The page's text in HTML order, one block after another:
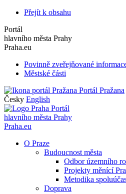
Přejít k obsahu
Portál
hlavního města Prahy
Praha.eu
Povinně zveřejňované
Městské části
Portál Pražana
Česky English
Portál
hlavního města Prahy
Praha.eu
O Praze
Budoucnost města
Odbor územního
Projekty měnící
Metodika
Doprava